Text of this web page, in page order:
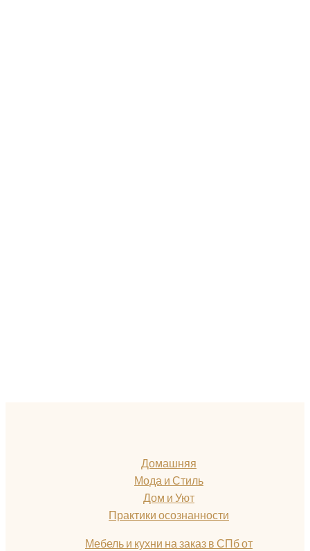
Домашняя
Мода и Стиль
Дом и Уют
Практики осознанности
Мебель и кухни на заказ в СПб от